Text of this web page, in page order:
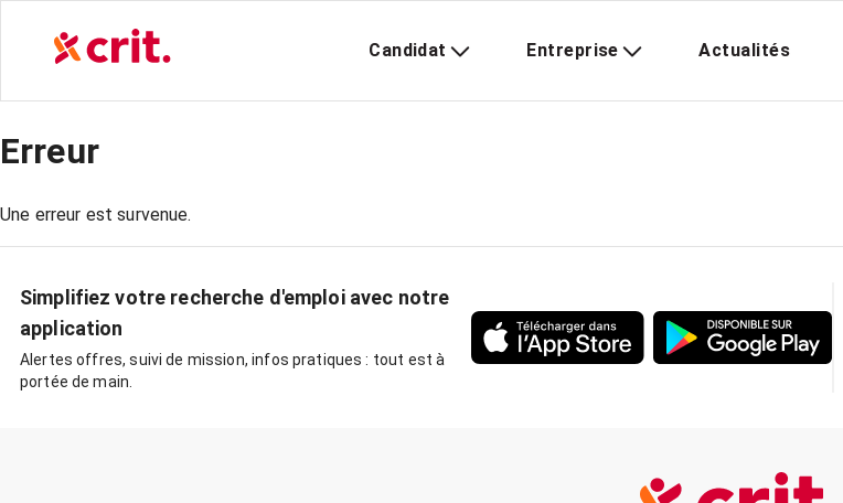
Candidat Entreprise Actualités
Erreur
Une erreur est survenue.
Simplifiez votre recherche d'emploi avec notre
application
Alertes offres, suivi de mission, infos pratiques : tout est à
portée de main.